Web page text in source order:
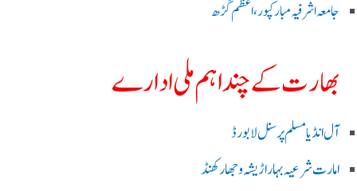
جامعہ اشرفیہ مبارکپور،اعظم گڑھ
بھارت کے چند اہم ملی ادارے
آل انڈیا مسلم پرسنل لا بورڈ
امارت شرعیہ بہار اڑیشہ و جھارکھنڈ